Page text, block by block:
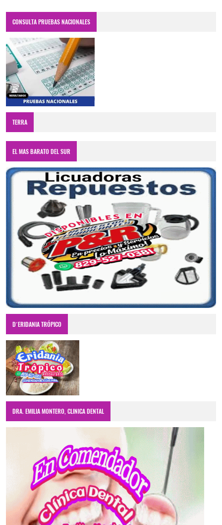
CONSULTA PRUEBAS NACIONALES
TERRA
EL MAS BARATO DEL SUR
D´ERIDANIA TRÓPICO
DRA. EMILIA MONTERO, CLINICA DENTAL